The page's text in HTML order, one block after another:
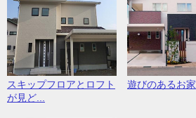
スキップフロアとロフト
が見ど...
遊びのあるお家